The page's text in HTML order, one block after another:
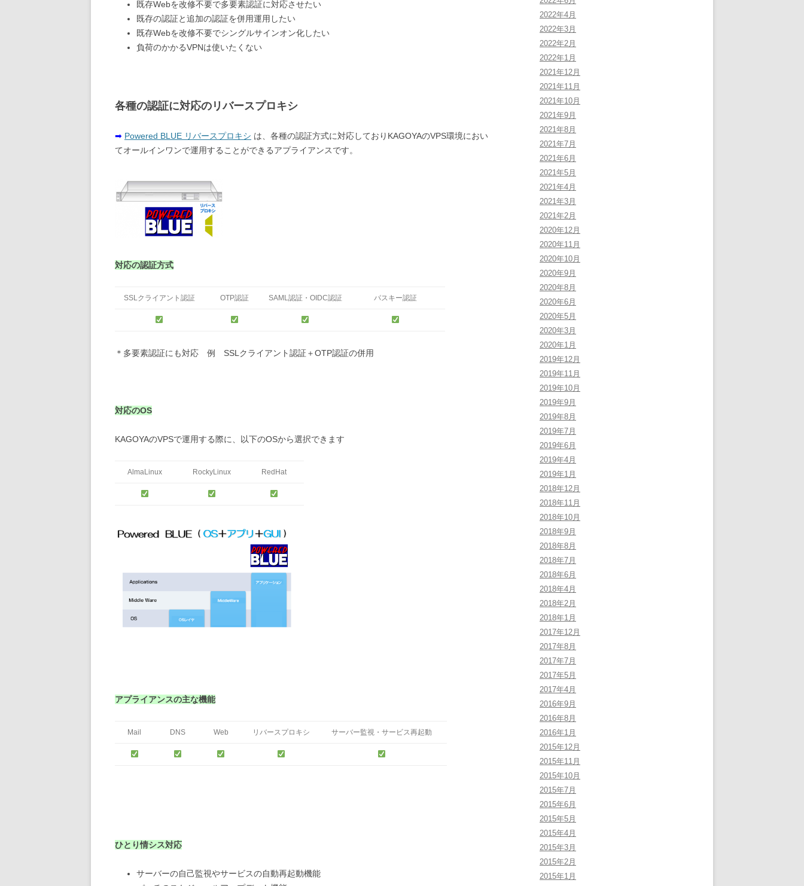
既存Webを改修不要で多要素認証に対応させたい
既存の認証と追加の認証を併用運用したい
既存Webを改修不要でシングルサインオン化したい
負荷のかかるVPNは使いたくない
各種の認証に対応のリバースプロキシ
➡ Powered BLUE リバースプロキシ は、各種の認証方式に対応しておりKAGOYAのVPS環境におい
てオールインワンで運用することができるアプライアンスです。
対応の認証方式
SSLクライアント認証 OTP認証 SAML認証・OIDC認証 パスキー認証
＊多要素認証にも対応 例 SSLクライアント認証＋OTP認証の併用
対応のOS
KAGOYAのVPSで運用する際に、以下のOSから選択できます
AlmaLinux RockyLinux RedHat
アプライアンスの主な機能
Mail DNS Web リバースプロキシ サーバー監視・サービス再起動
ひとり情シス対応
サーバーの自己監視やサービスの自動再起動機能
2022年4月
2022年3月
2022年2月
2022年1月
2021年12月
2021年11月
2021年10月
2021年9月
2021年8月
2021年7月
2021年6月
2021年5月
2021年4月
2021年3月
2021年2月
2020年12月
2020年11月
2020年10月
2020年9月
2020年8月
2020年6月
2020年5月
2020年3月
2020年1月
2019年12月
2019年11月
2019年10月
2019年9月
2019年8月
2019年7月
2019年6月
2019年4月
2019年1月
2018年12月
2018年11月
2018年10月
2018年9月
2018年8月
2018年7月
2018年6月
2018年4月
2018年2月
2018年1月
2017年12月
2017年8月
2017年7月
2017年5月
2017年4月
2016年9月
2016年8月
2016年1月
2015年12月
2015年11月
2015年10月
2015年7月
2015年6月
2015年5月
2015年4月
2015年3月
2015年2月
2015年1月